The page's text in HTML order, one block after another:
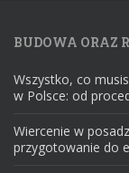
BUDOWA ORAZ
Wszystko, co
w Polsce: od
Wiercenie w
przygotowanie do